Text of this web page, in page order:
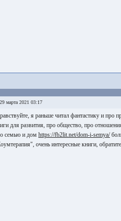
29 марта 2021 03:17
я раньше читал фантастику и про
для развития, про общество, про
семью и дом https://fb2lit.net/dom-i-semya/
очень интересные книги,